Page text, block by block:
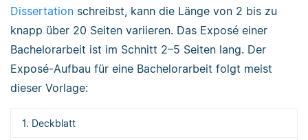
Dissertation schreibst, kann die Länge von 2 bis zu
knapp über 20 Seiten variieren. Das Exposé einer
Bachelorarbeit ist im Schnitt 2–5 Seiten lang. Der
Exposé-Aufbau für eine Bachelorarbeit folgt meist
dieser Vorlage:
1. Deckblatt